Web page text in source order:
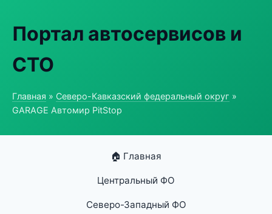
Портал автосервисов и
СТО
Главная » Северо-Кавказский федеральный округ »
GARAGE Автомир PitStop
🏠 Главная
Центральный ФО
Северо-Западный ФО